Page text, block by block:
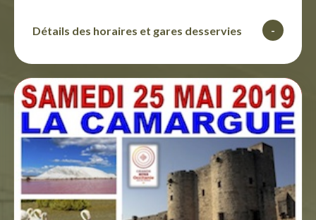
Détails des horaires et gares desservies -